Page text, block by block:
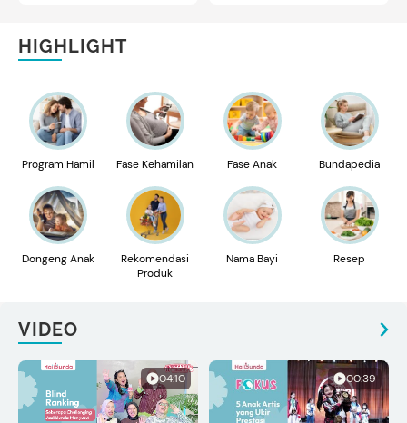
HIGHLIGHT
Program Hamil Fase Kehamilan Fase Anak Bundapedia
Dongeng Anak
Rekomendasi
Produk
Nama Bayi Resep
VIDEO
04:10 00:39